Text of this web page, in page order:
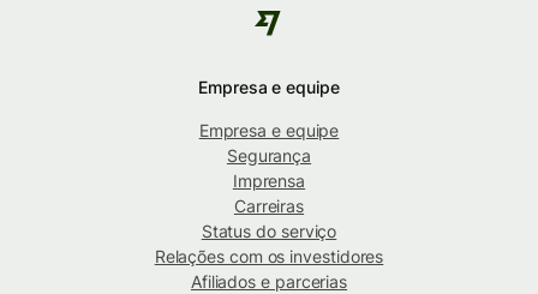
Empresa e equipe
Empresa e equipe
Segurança
Imprensa
Carreiras
Status do serviço
Relações com os investidores
Afiliados e parcerias